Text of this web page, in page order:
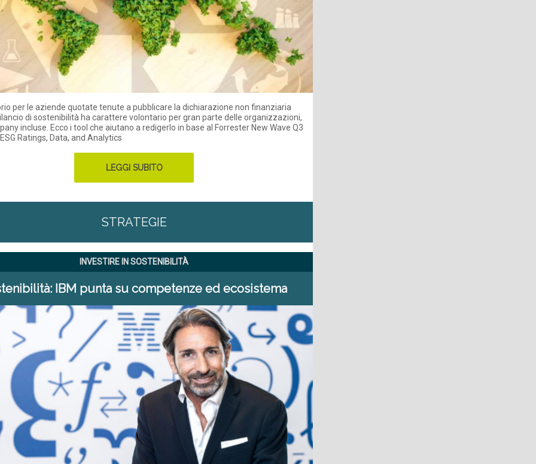
per le aziende quotate tenute a pubblicare la dichiarazione non finanziaria
di sostenibilità ha carattere volontario per gran parte delle organizzazioni,
incluse. Ecco i tool che aiutano a redigerlo in base al Forrester New Wave Q3
Ratings, Data, and Analytics
LEGGI SUBITO
STRATEGIE
INVESTIRE IN SOSTENIBILITÀ
IBM punta su competenze ed ecosistema